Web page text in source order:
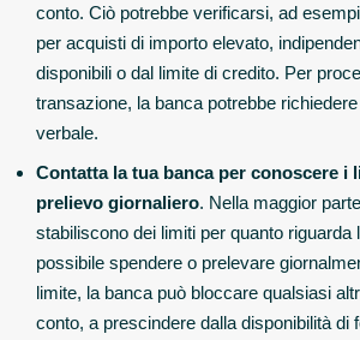
conto. Ciò potrebbe verificarsi, ad
per acquisti di importo elevato,
disponibili o dal limite di credito. Per
transazione, la banca potrebbe
verbale.
Contatta la tua banca per conoscere i
prelievo giornaliero. Nella maggior
stabiliscono dei limiti per quanto riguarda
possibile spendere o prelevare
limite, la banca può bloccare qualsiasi
conto, a prescindere dalla disponibilità di